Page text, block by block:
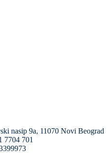
nasip 9a, 11070 Novi Beograd
7704 701